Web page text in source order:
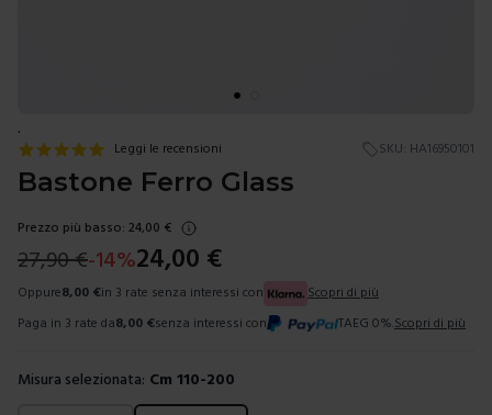
.
Leggi le recensioni SKU: HA16950101
Bastone Ferro Glass
Prezzo più basso: 24,00 €
27,90€-14%24,00 €
Oppure8,00 €in 3 rate senza interessi con
Scopri di più
Paga in 3 rate da8,00 €senza interessi con TAEG 0%. Scopri di più
Misura selezionata: Cm 110-200